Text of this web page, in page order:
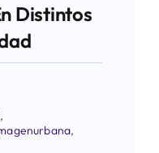
Distintos
,
,